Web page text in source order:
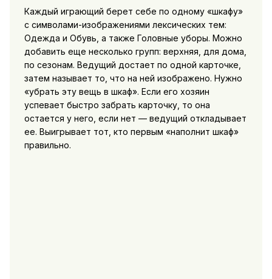
Каждый играющий берет себе по одному «шкафу»
с символами-изображениями лексических тем:
Одежда и Обувь, а также Головные уборы. Можно
добавить еще несколько групп: верхняя, для дома,
по сезонам. Ведущий достает по одной карточке,
затем называет то, что на ней изображено. Нужно
«убрать эту вещь в шкаф». Если его хозяин
успевает быстро забрать карточку, то она
остается у него, если нет — ведущий откладывает
ее. Выигрывает тот, кто первым «наполнит шкаф»
правильно.